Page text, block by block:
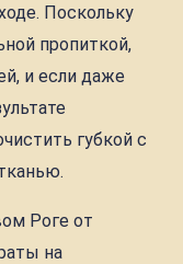
Поскольку
пропиткой,
и если даже
губкой с
Роге от
на